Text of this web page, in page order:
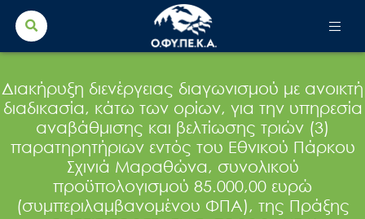
Search
for:
Διακήρυξη διενέργειας διαγωνισμού με ανοικτή
διαδικασία, κάτω των ορίων, για την υπηρεσία
αναβάθμισης και βελτίωσης τριών (3)
παρατηρητήριων εντός του Εθνικού Πάρκου
Σχινιά Μαραθώνα, συνολικού
προϋπολογισμού 85.000,00 ευρώ
(συμπεριλαμβανομένου ΦΠΑ), της Πράξης